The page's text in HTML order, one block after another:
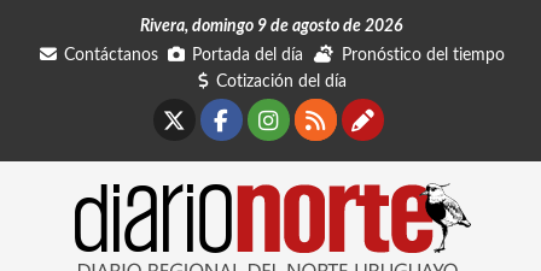
Rivera, domingo 9 de agosto de 2026
Contáctanos
Portada del día
Pronóstico del tiempo
Cotización del día
Facebook
Instagram
RSSContáctanos